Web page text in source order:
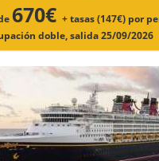
670€ + tasas (147€) por
doble, salida 25/09/2026